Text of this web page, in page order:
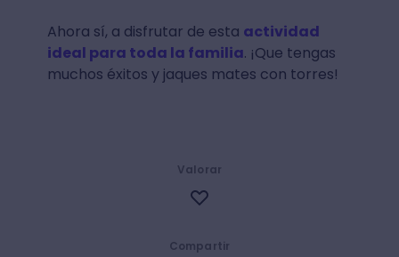
Ahora sí, a disfrutar de esta actividad
ideal para toda la familia. ¡Que tengas
muchos éxitos y jaques mates con torres!
Compartir
Valorar